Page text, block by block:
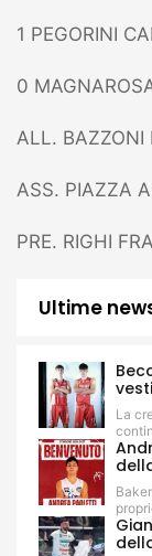
1 PEGORINI
0
ALL. BAZZONI
ASS. PIAZZA
PRE. RIGHI
Ultime
La